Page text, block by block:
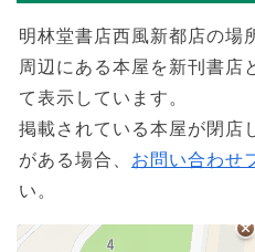
明林堂書店西風新都店の場
周辺にある本屋を新刊書店
て表示しています。
掲載されている本屋が閉店
がある場合、 お問い合わせ
い。